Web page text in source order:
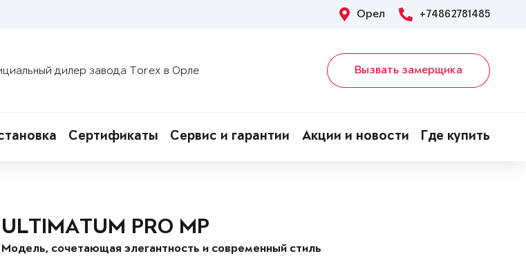
Орел +74862781485
дилер завода Torex в Орле Вызвать замерщика
Сертификаты Сервис и гарантии Акции и новости Где купить
ULTIMATUM PRO MP
Модель, сочетающая элегантность и современный стиль